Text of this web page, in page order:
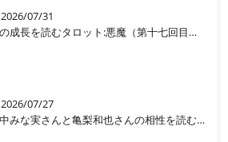
2026/07/31
魂の成長を読むタロット:悪魔（第十七回目）｜大阪・箕面占いスクールラブアンドライト
2026/07/27
田中みな実さんと亀梨和也さんの相性を読む｜大阪・箕面占いスクールラブアンドライト